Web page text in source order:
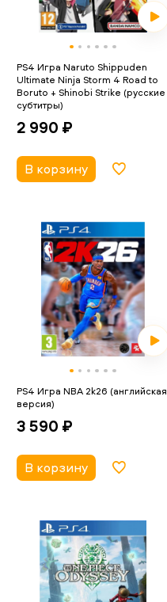
PS4 Игра Naruto Shippuden
Ultimate Ninja Storm 4 Road to
Boruto + Shinobi Strike (русские
субтитры)
2 990 ₽
В корзину
PS4 Игра NBA 2k26 (английская
версия)
3 590 ₽
В корзину